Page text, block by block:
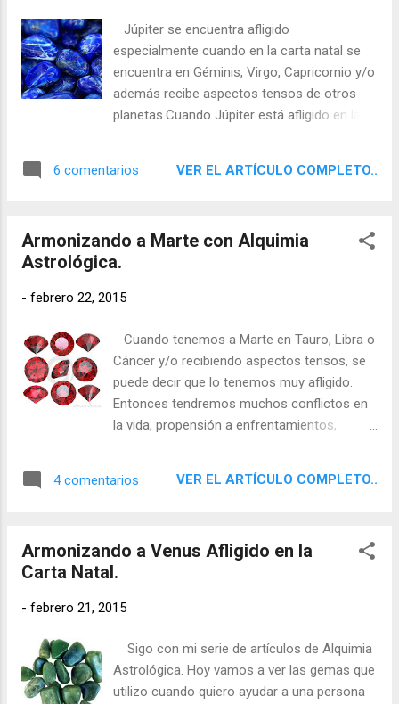
Júpiter se encuentra afligido
especialmente cuando en la carta natal se
encuentra en Géminis, Virgo, Capricornio y/o
además recibe aspectos tensos de otros
planetas.Cuando Júpiter está afligido en la
personas, podemos también tener
hipocresía, además del exceso y la
exageración. También tenemos más
en el lugar adecuado en el momento
6 comentarios VER EL ARTÍCULO COMPLETO..
Armonizando a Marte con Alquimia
Astrológica.
- febrero 22, 2015
Cuando tenemos a Marte en Tauro, Libra o
Cáncer y/o recibiendo aspectos tensos, se
puede decir que lo tenemos muy afligido.
Entonces tendremos muchos conflictos en
la vida, propensión a enfrentamientos,
voy a recomendar el uso de algunas gemas,
afligido en nuestra carta natal.
4 comentarios VER EL ARTÍCULO COMPLETO..
Armonizando a Venus Afligido en la
Carta Natal.
- febrero 21, 2015
Sigo con mi serie de artículos de Alquimia
Astrológica. Hoy vamos a ver las gemas que
utilizo cuando quiero ayudar a una persona